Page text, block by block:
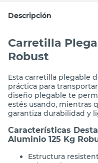
Carretilla
Esta carretilla plegable
práctica para transportar
diseño plegable te
estés usando, mientras
garantiza durabilidad y
Características